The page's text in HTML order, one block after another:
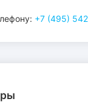
+7 (495)